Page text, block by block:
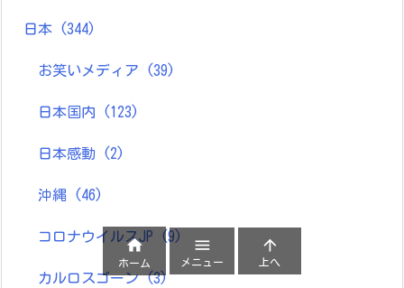
日本 (344)
お笑いメディア (39)
日本国内 (123)
日本感動 (2)
沖縄 (46)
コロナウイルスJP (9)
カルロスゴーン(3)

ホーム

メニュー

上へ